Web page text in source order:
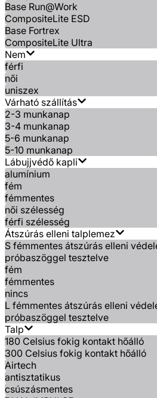
Base Run@Work
CompositeLite ESD
Base Fortrex
CompositeLite Ultra
Nem
férfi
női
uniszex
Várható szállítás
2-3 munkanap
3-4 munkanap
5-6 munkanap
5-10 munkanap
Lábujjvédő kapli
alumínium
fém
fémmentes
női szélesség
férfi szélesség
Átszúrás elleni talplemez
S fémmentes átszúrás elleni
próbaszöggel tesztelve
fém
fémmentes
nincs
L fémmentes átszúrás elleni
próbaszöggel tesztelve
Talp
180 Celsius fokig kontakt hőálló
300 Celsius fokig kontakt hőálló
Airtech
antisztatikus
csúszásmentes